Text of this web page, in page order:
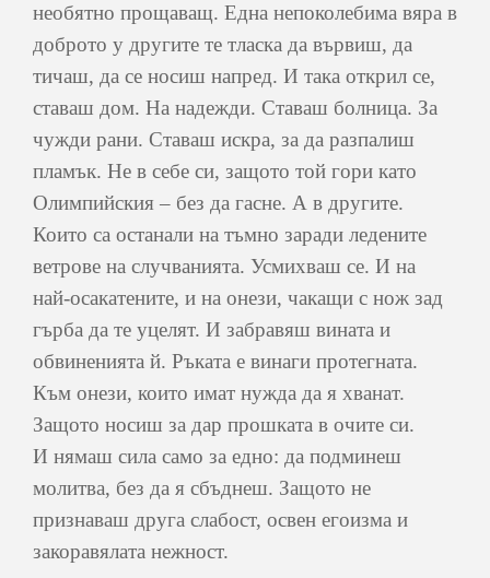
необятно прощаващ. Една непоколебима вяра в
доброто у другите те тласка да вървиш, да
тичаш, да се носиш напред. И така открил се,
ставаш дом. На надежди. Ставаш болница. За
чужди рани. Ставаш искра, за да разпалиш
пламък. Не в себе си, защото той гори като
Олимпийския – без да гасне. А в другите.
Които са останали на тъмно заради ледените
ветрове на случванията. Усмихваш се. И на
най-осакатените, и на онези, чакащи с нож зад
гърба да те уцелят. И забравяш вината и
обвиненията й. Ръката е винаги протегната.
Към онези, които имат нужда да я хванат.
Защото носиш за дар прошката в очите си.
И нямаш сила само за едно: да подминеш
молитва, без да я сбъднеш. Защото не
признаваш друга слабост, освен егоизма и
закоравялата нежност.